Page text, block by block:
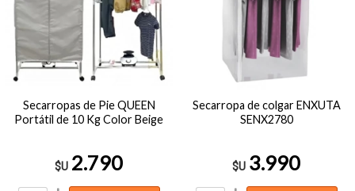
Secarropas de Pie QUEEN
Portátil de 10 Kg Color Beige
$U 2.790
Secarropa de colgar ENXUTA
SENX2780
$U 3.990